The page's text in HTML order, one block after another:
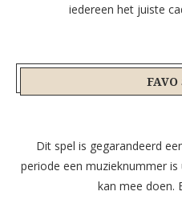
iedereen het juiste
FAVO
Dit spel is gegarandeerd
periode een muzieknummer
kan mee doen.